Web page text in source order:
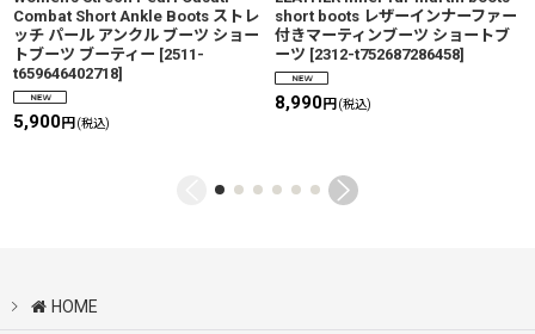
Combat Short Ankle Boots ストレ
ッチ パール アンクル ブーツ ショー
トブーツ ブーティー [2511-
t659646402718]
5,900円 (税込)
short boots レザーインナーファー
付きマーティンブーツ ショートブ
ーツ [2312-t752687286458]
8,990円 (税込)
HOME